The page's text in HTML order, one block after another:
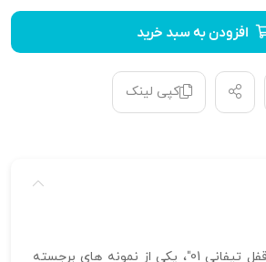
افزودن به سبد خرید
کپی لینک
آویز تیفانی با نام “قفل تیفانی 01″، یکی از نمونه‌ های برجسته